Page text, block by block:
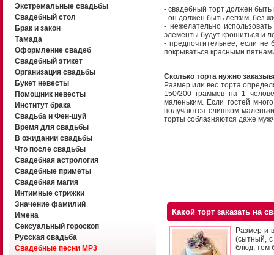
Экстремальные свадьбы
Свадебный стол
Брак и закон
Тамада
Оформление свадеб
Свадебный этикет
Организация свадьбы
Букет невесты
Помощник невесты
Институт брака
Свадьба и Фен-шуй
Время для свадьбы
В ожидании свадьбы
Что после свадьбы
Свадебная астрология
Свадебные приметы
Свадебная магия
Интимные стрижки
Значение фамилий
Имена
Сексуальный гороскоп
Русская свадьба
Свадебные песни MP3
- свадебный торт должен быть
- он должен быть легким, без
- нежелательно
элементы будут крошиться и
- предпочтительнее, если не
покрываться красными
Сколько торта нужно
Размер или вес торта
150/200 граммов на 1
маленьким. Если гостей
получаются слишком
торты соблазняются даже
Какой торт заказать на
Размер и
(сытный,
блюд, тем